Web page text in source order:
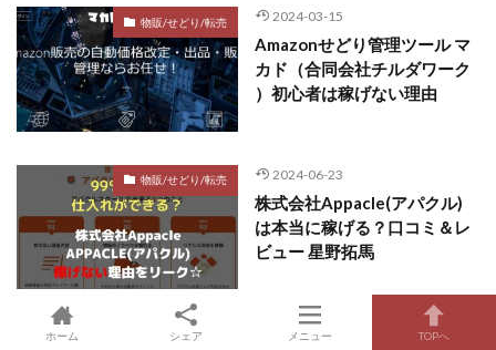
物販/せどり/転売 2024-03-15
Amazonせどり管理ツール マ
カド（合同会社チルダワーク
）初心者は稼げない理由
物販/せどり/転売 2024-06-23
株式会社Appacle(アパクル)
は本当に稼げる？口コミ＆レ
ビュー 星野拓馬
ホーム シェア メニュー TOPへ